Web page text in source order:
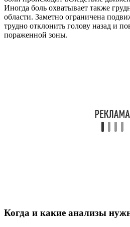
Иногда боль охватывает также
области. Заметно ограничена
трудно отклонить голову назад и
пораженной зоны.
Когда и какие анализы